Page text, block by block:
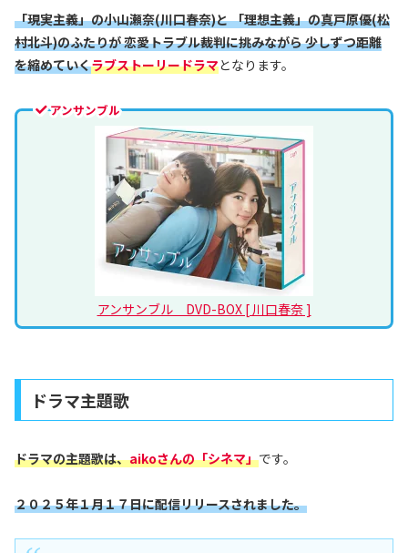
「現実主義」の小山瀬奈(川口春奈)と 「理想主義」の真戸原優(松
村北斗)のふたりが 恋愛トラブル裁判に挑みながら 少しずつ距離
を縮めていくラブストーリードラマとなります。
アンサンブル
アンサンブル DVD-BOX [ 川口春奈 ]
ドラマ主題歌
ドラマの主題歌は、aikoさんの「シネマ」です。
２０２５年１月１７日に配信リリースされました。